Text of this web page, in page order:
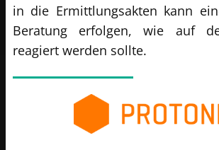
in die Ermittlungsakten kann
Beratung erfolgen, wie auf
reagiert werden sollte.